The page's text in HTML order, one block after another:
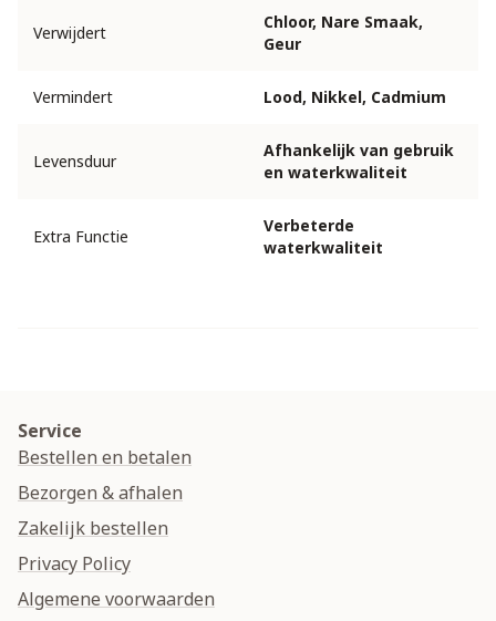
Verwijdert
Chloor, Nare Smaak,
Geur
Vermindert Lood, Nikkel, Cadmium
Levensduur
Afhankelijk van gebruik
en waterkwaliteit
Extra Functie
Verbeterde
waterkwaliteit
Service
Bestellen en betalen
Bezorgen & afhalen
Zakelijk bestellen
Privacy Policy
Algemene voorwaarden